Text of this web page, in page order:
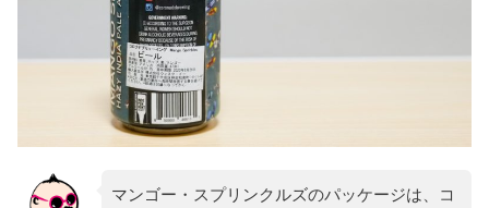
マンゴー・スプリンクルズのパッケージは、コ